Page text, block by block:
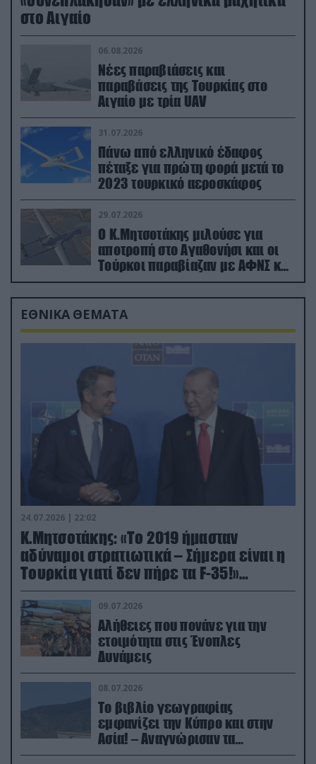
στο Αιγαίο
06.08.2026
Νέες παραβιάσεις και
παραβάσεις της Τουρκίας στο
Αιγαίο με τρία UAV
31.07.2026
Πάνω από ελληνικό έδαφος
πέταξε για πρώτη φορά μετά το
2023 τουρκικό αεροσκάφος
29.07.2026
Ο Κ.Μητσοτάκης μιλούσε για
αποτροπή στο Αγαθονήσι και οι
Τούρκοι παραβίαζαν με ΑΦΝΣ και
drone
ΕΘΝΙΚΑ ΘΕΜΑΤΑ
24.07.2026 | 22:02
Κ.Μητσοτάκης: «Το 2019 ήμασταν
αδύναμοι στρατιωτικά – Σήμερα είναι η
Τουρκία γιατί δεν πήρε τα F-35!»
(βίντεο)
09.07.2026
Αλήθειες που πονάνε για την
ετοιμότητα στις Ένοπλες
Δυνάμεις
08.07.2026
Το βιβλίο γεωγραφίας
εμφανίζει την Κύπρο και στην
Ασία! – Αναγνώρισαν τα
κατεχόμενα; (φωτο)